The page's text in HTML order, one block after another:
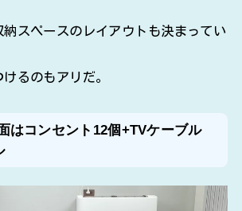
納スペースのレイアウトも決まってい
るのもアリだ。
はコンセント12個+TVケーブル